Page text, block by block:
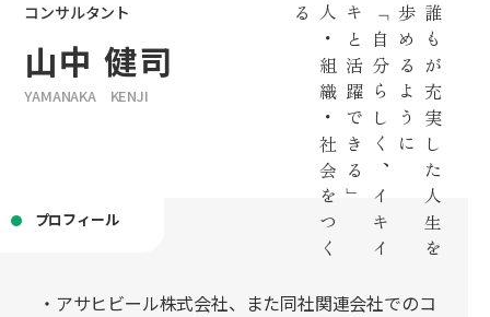
コンサルタント
山中 健司
YAMANAKA KENJI
プロフィール
・アサヒビール株式会社、また同社関連会社でのコ
誰
も
が
充
実
し
た
人
生
を
歩
め
る
よ
う
に
「
自
分
ら
し
く
、
イ
キ
イ
キ
と
活
躍
で
き
る
」
人
・
組
織
・
社
会
を
つ
く
る